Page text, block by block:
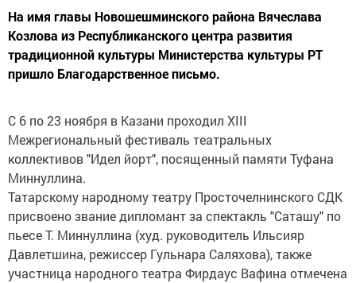
На имя главы Новошешминского района Вячеслава
Козлова из Республиканского центра развития
традиционной культуры Министерства культуры РТ
пришло Благодарственное письмо.
С 6 по 23 ноября в Казани проходил ХIII
Межрегиональный фестиваль театральных
коллективов "Идел йорт", посященный памяти Туфана
Миннуллина.
Татарскому народному театру Просточелнинского СДК
присвоено звание дипломант за спектакль "Саташу" по
пьесе Т. Миннуллина (худ. руководитель Ильсияр
Давлетшина, режиссер Гульнара Саляхова), также
участница народного театра Фирдаус Вафина отмечена